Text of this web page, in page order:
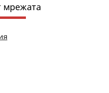
мрежата